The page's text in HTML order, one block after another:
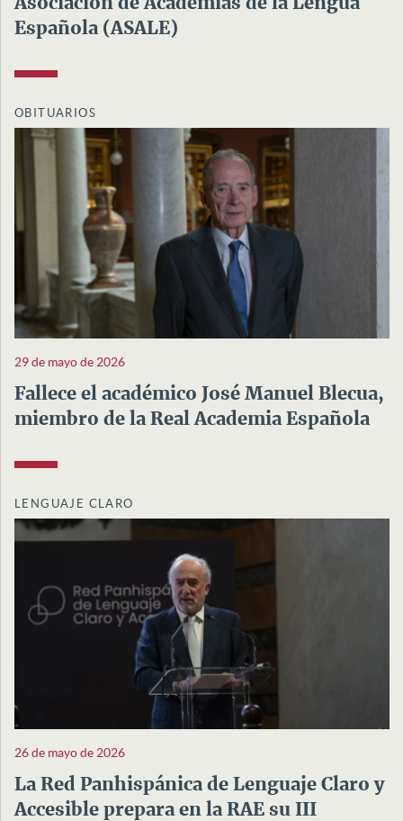
Española (ASALE)
OBITUARIOS
29 de mayo de 2026
Fallece el académico José Manuel Blecua,
miembro de la Real Academia Española
LENGUAJE CLARO
26 de mayo de 2026
La Red Panhispánica de Lenguaje Claro y
Accesible prepara en la RAE su III